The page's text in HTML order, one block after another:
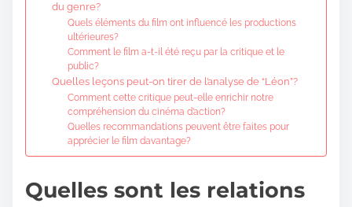
du genre?
Quels éléments du film ont influencé les productions
ultérieures?
Comment le film a-t-il été reçu par la critique et le
public?
Quelles leçons peut-on tirer de l’analyse de “Léon”?
Comment cette critique peut-elle enrichir notre
compréhension du cinéma d’action?
Quelles recommandations peuvent être faites pour
apprécier le film davantage?
Quelles sont les relations